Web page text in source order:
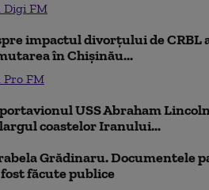
Digi FM
impactul divorțului de CRBL
în Chișinău...
Pro FM
USS Abraham
coastelor Iranului...
Grădinaru. Documentele
făcute publice